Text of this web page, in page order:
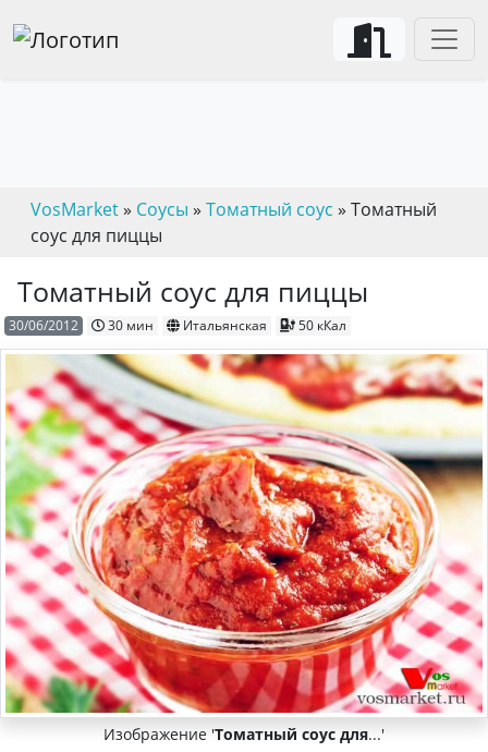
VosMarket» Соусы » Томатный соус » Томатный
соус для пиццы
Томатный соус для пиццы
30/06/2012 30 мин Итальянская 50 кКал
Изображение 'Томатный соус для...'